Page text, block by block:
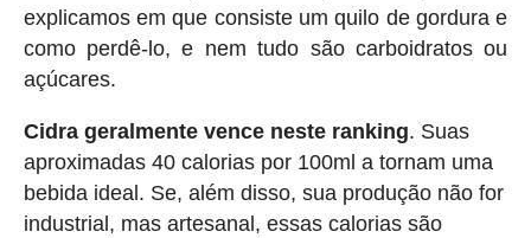
explicamos em que consiste um quilo de gordura e
como perdê-lo, e nem tudo são carboidratos ou
açúcares.
Cidra geralmente vence neste ranking. Suas
aproximadas 40 calorias por 100ml a tornam uma
bebida ideal. Se, além disso, sua produção não for
industrial, mas artesanal, essas calorias são